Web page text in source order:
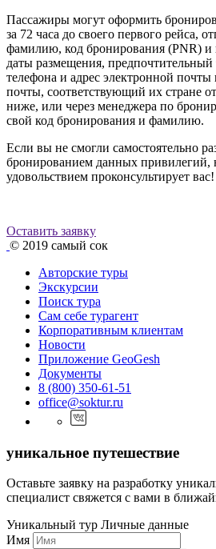
Пассажиры могут оформить
за 72 часа до своего первого рейса,
фамилию, код бронирования (PNR) и
даты размещения,
телефона и адрес электронной почты
почты, соответствующий их стране
ниже, или через менеджера по
свой код бронирования и фамилию.
Если вы не смогли самостоятельно
бронированием данных привилегий,
удовольствием проконсультирует вас!
Оставить заявку
© 2019 самый сок
Авторские туры
Экскурсии
Поиск тура
Cам себе турагент
Корпоративным клиентам
Новости
Приложение GeoGesh
Документы
8 (800) 350-61-51
office@soktur.ru
уникальное путешествие
Оставьте заявку на разработку
специалист свяжется с вами в
Уникальный тур Личные данные
Имя